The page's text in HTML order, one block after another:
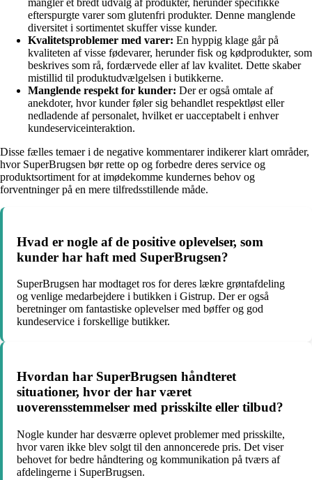
mangler et bredt udvalg af produkter, herunder specifikke
efterspurgte varer som glutenfri produkter. Denne manglende
diversitet i sortimentet skuffer visse kunder.
Kvalitetsproblemer med varer: En hyppig klage går på
kvaliteten af visse fødevarer, herunder fisk og kødprodukter, som
beskrives som rå, fordærvede eller af lav kvalitet. Dette skaber
mistillid til produktudvælgelsen i butikkerne.
Manglende respekt for kunder: Der er også omtale af
anekdoter, hvor kunder føler sig behandlet respektløst eller
nedladende af personalet, hvilket er uacceptabelt i enhver
kundeserviceinteraktion.
Disse fælles temaer i de negative kommentarer indikerer klart områder,
hvor SuperBrugsen bør rette op og forbedre deres service og
produktsortiment for at imødekomme kundernes behov og
forventninger på en mere tilfredsstillende måde.
Hvad er nogle af de positive oplevelser, som
kunder har haft med SuperBrugsen?
SuperBrugsen har modtaget ros for deres lækre grøntafdeling
og venlige medarbejdere i butikken i Gistrup. Der er også
beretninger om fantastiske oplevelser med bøffer og god
kundeservice i forskellige butikker.
Hvordan har SuperBrugsen håndteret
situationer, hvor der har været
uoverensstemmelser med prisskilte eller tilbud?
Nogle kunder har desværre oplevet problemer med prisskilte,
hvor varen ikke blev solgt til den annoncerede pris. Det viser
behovet for bedre håndtering og kommunikation på tværs af
afdelingerne i SuperBrugsen.